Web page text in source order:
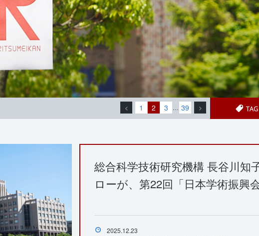
< 1 2 3 … 39 >
総合科学技術研究機構 長谷川知
ローが、第22回「日本学術振興
2025.12.23